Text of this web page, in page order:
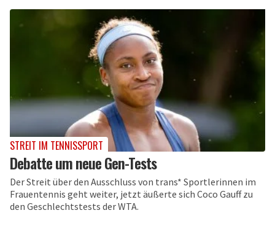
STREIT IM TENNISSPORT
Debatte um neue Gen-Tests
Der Streit über den Ausschluss von trans* Sportlerinnen im
Frauentennis geht weiter, jetzt äußerte sich Coco Gauff zu
den Geschlechtstests der WTA.